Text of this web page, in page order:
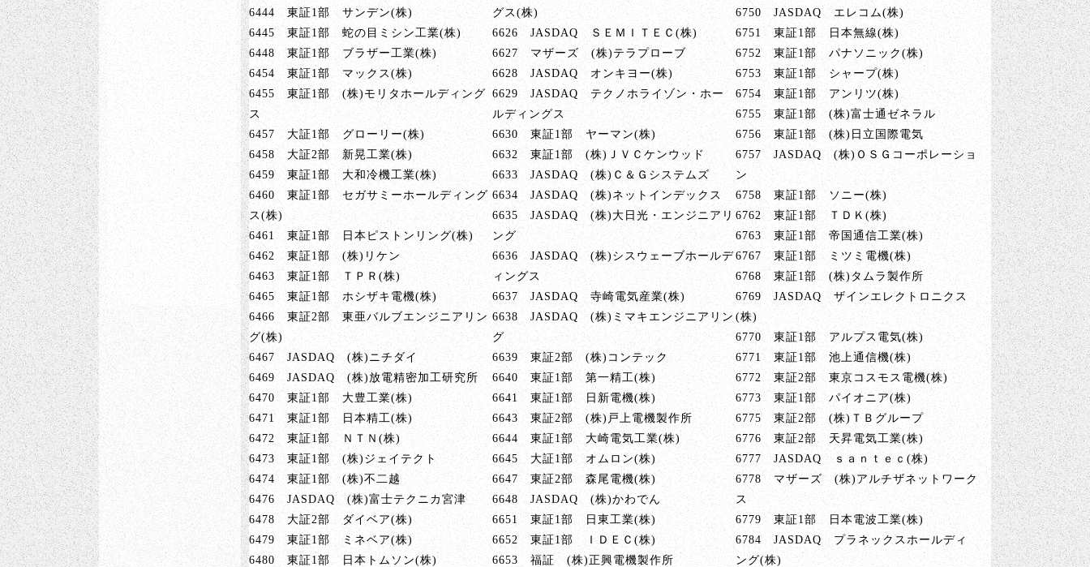
6444 東証1部 サンデン(株)
6445 東証1部 蛇の目ミシン工業(株)
6448 東証1部 ブラザー工業(株)
6454 東証1部 マックス(株)
6455 東証1部 (株)モリタホールディング
ス
6457 大証1部 グローリー(株)
6458 大証2部 新晃工業(株)
6459 東証1部 大和冷機工業(株)
6460 東証1部 セガサミーホールディング
ス(株)
6461 東証1部 日本ピストンリング(株)
6462 東証1部 (株)リケン
6463 東証1部 ＴＰＲ(株)
6465 東証1部 ホシザキ電機(株)
6466 東証2部 東亜バルブエンジニアリン
グ(株)
6467 JASDAQ (株)ニチダイ
6469 JASDAQ (株)放電精密加工研究所
6470 東証1部 大豊工業(株)
6471 東証1部 日本精工(株)
6472 東証1部 ＮＴＮ(株)
6473 東証1部 (株)ジェイテクト
6474 東証1部 (株)不二越
6476 JASDAQ (株)富士テクニカ宮津
6478 大証2部 ダイベア(株)
6479 東証1部 ミネベア(株)
6480 東証1部 日本トムソン(株)
グス(株)
6626 JASDAQ ＳＥＭＩＴＥＣ(株)
6627 マザーズ (株)テラプローブ
6628 JASDAQ オンキヨー(株)
6629 JASDAQ テクノホライゾン・ホー
ルディングス
6630 東証1部 ヤーマン(株)
6632 東証1部 (株)ＪＶＣケンウッド
6633 JASDAQ (株)Ｃ＆Ｇシステムズ
6634 JASDAQ (株)ネットインデックス
6635 JASDAQ (株)大日光・エンジニアリ
ング
6636 JASDAQ (株)シスウェーブホールデ
ィングス
6637 JASDAQ 寺崎電気産業(株)
6638 JASDAQ (株)ミマキエンジニアリン
グ
6639 東証2部 (株)コンテック
6640 東証1部 第一精工(株)
6641 東証1部 日新電機(株)
6643 東証2部 (株)戸上電機製作所
6644 東証1部 大崎電気工業(株)
6645 大証1部 オムロン(株)
6647 東証2部 森尾電機(株)
6648 JASDAQ (株)かわでん
6651 東証1部 日東工業(株)
6652 東証1部 ＩＤＥＣ(株)
6653 福証 (株)正興電機製作所
6750 JASDAQ エレコム(株)
6751 東証1部 日本無線(株)
6752 東証1部 パナソニック(株)
6753 東証1部 シャープ(株)
6754 東証1部 アンリツ(株)
6755 東証1部 (株)富士通ゼネラル
6756 東証1部 (株)日立国際電気
6757 JASDAQ (株)ＯＳＧコーポレーショ
ン
6758 東証1部 ソニー(株)
6762 東証1部 ＴＤＫ(株)
6763 東証1部 帝国通信工業(株)
6767 東証1部 ミツミ電機(株)
6768 東証1部 (株)タムラ製作所
6769 JASDAQ ザインエレクトロニクス
(株)
6770 東証1部 アルプス電気(株)
6771 東証1部 池上通信機(株)
6772 東証2部 東京コスモス電機(株)
6773 東証1部 パイオニア(株)
6775 東証2部 (株)ＴＢグループ
6776 東証2部 天昇電気工業(株)
6777 JASDAQ ｓａｎｔｅｃ(株)
6778 マザーズ (株)アルチザネットワーク
ス
6779 東証1部 日本電波工業(株)
6784 JASDAQ プラネックスホールディ
ング(株)